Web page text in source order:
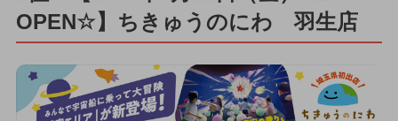
OPEN☆】ちきゅうのにわ 羽生店